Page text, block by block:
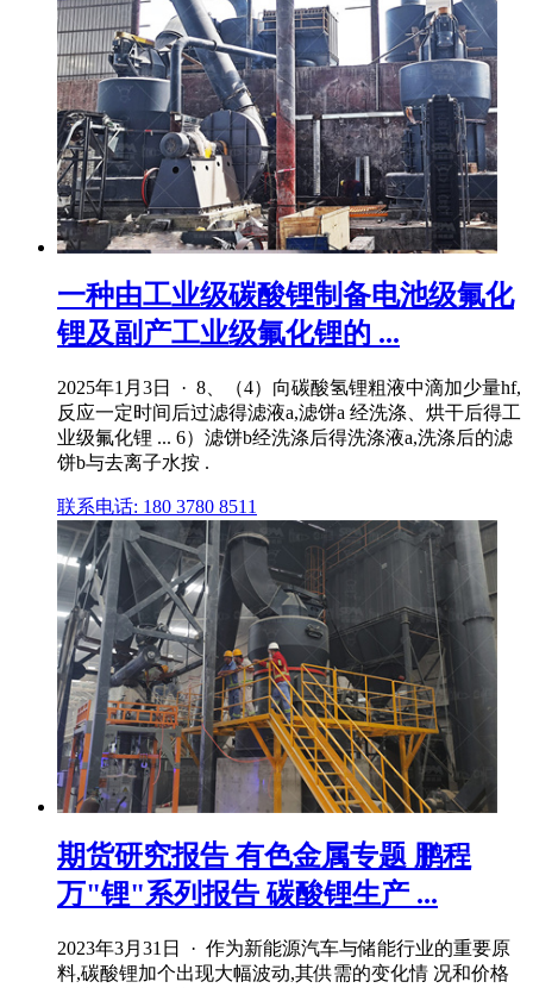
一种由工业级碳酸锂制备电池级氟化
锂及副产工业级氟化锂的 ...
2025年1月3日 · 8、（4）向碳酸氢锂粗液中滴加少量hf,
反应一定时间后过滤得滤液a,滤饼a 经洗涤、烘干后得工
业级氟化锂 ... 6）滤饼b经洗涤后得洗涤液a,洗涤后的滤
饼b与去离子水按 .
联系电话: 180 3780 8511
期货研究报告 有色金属专题 鹏程
万"锂"系列报告 碳酸锂生产 ...
2023年3月31日 · 作为新能源汽车与储能行业的重要原
料,碳酸锂加个出现大幅波动,其供需的变化情 况和价格